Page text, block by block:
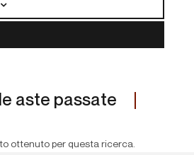
le aste passate
ottenuto per questa ricerca.